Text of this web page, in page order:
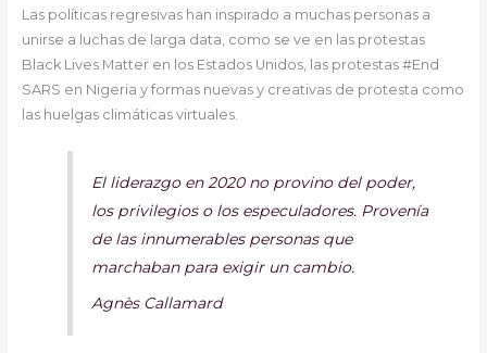
Las políticas regresivas han inspirado a muchas personas a
unirse a luchas de larga data, como se ve en las protestas
Black Lives Matter en los Estados Unidos, las protestas #End
SARS en Nigeria y formas nuevas y creativas de protesta como
las huelgas climáticas virtuales.
El liderazgo en 2020 no provino del poder,
los privilegios o los especuladores. Provenía
de las innumerables personas que
marchaban para exigir un cambio.
Agnès Callamard